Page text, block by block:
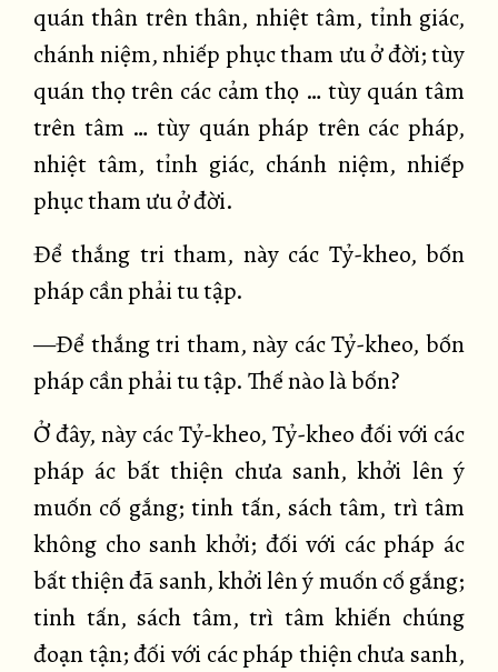
quán thân trên thân, nhiệt tâm, tỉnh giác,
chánh niệm, nhiếp phục tham ưu ở đời; tùy
quán thọ trên các cảm thọ … tùy quán tâm
trên tâm … tùy quán pháp trên các pháp,
nhiệt tâm, tỉnh giác, chánh niệm, nhiếp
phục tham ưu ở đời.
Để thắng tri tham, này các Tỷ-kheo, bốn
pháp cần phải tu tập.
—Để thắng tri tham, này các Tỷ-kheo, bốn
pháp cần phải tu tập. Thế nào là bốn?
Ở đây, này các Tỷ-kheo, Tỷ-kheo đối với các
pháp ác bất thiện chưa sanh, khởi lên ý
muốn cố gắng; tinh tấn, sách tâm, trì tâm
không cho sanh khởi; đối với các pháp ác
bất thiện đã sanh, khởi lên ý muốn cố gắng;
tinh tấn, sách tâm, trì tâm khiến chúng
đoạn tận; đối với các pháp thiện chưa sanh,